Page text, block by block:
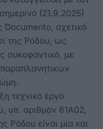
(21.9.2025)
Documento, σχετικό
της Ρόδου, ως
συκοφαντικό, με
τεχνικό έργο
υπ. αριθμόν 81Α02,
Ρόδου είναι μία και